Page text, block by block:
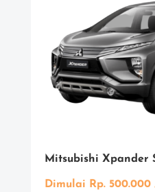
Mitsubishi Xpander
Dimulai Rp.